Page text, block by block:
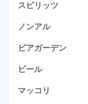
スピリッツ
ノンアル
ビアガーデン
ビール
マッコリ